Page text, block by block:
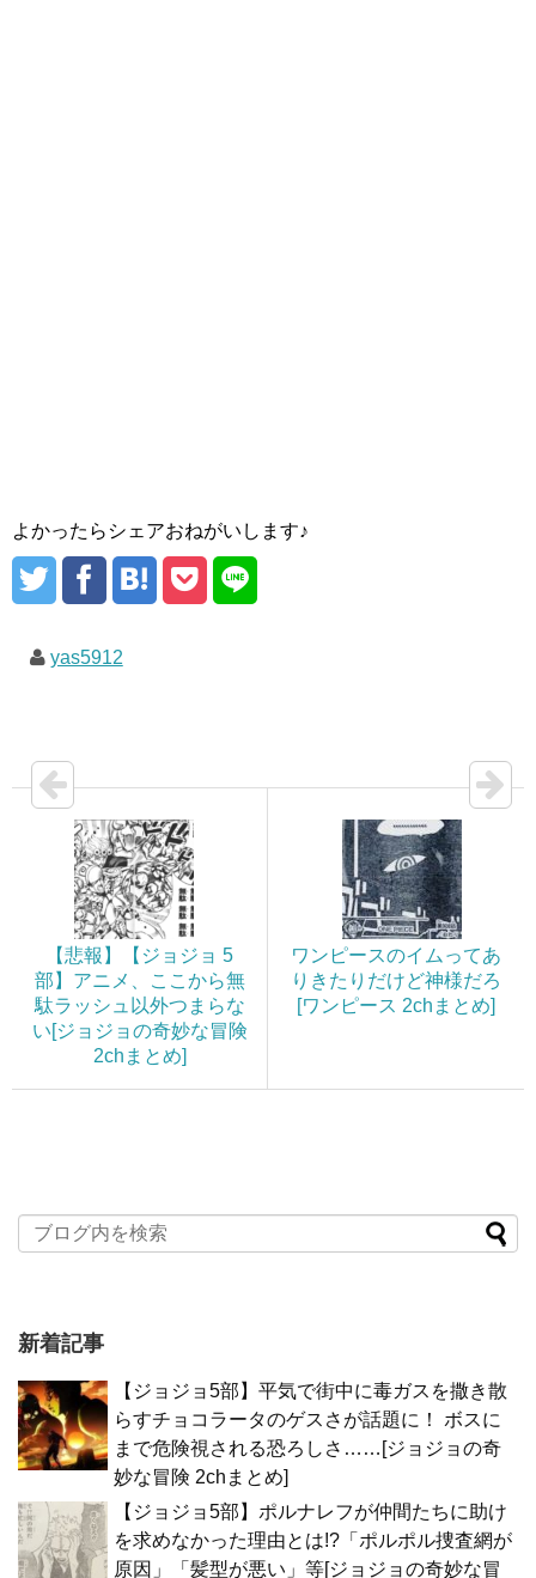
よかったらシェアおねがいします♪
yas5912
【悲報】【ジョジョ 5
部】アニメ、ここから無
駄ラッシュ以外つまらな
い[ジョジョの奇妙な冒険
2chまとめ]
ワンピースのイムってあ
りきたりだけど神様だろ
[ワンピース 2chまとめ]
新着記事
【ジョジョ5部】平気で街中に毒ガスを撒き散
らすチョコラータのゲスさが話題に！ ボスに
まで危険視される恐ろしさ……[ジョジョの奇
妙な冒険 2chまとめ]
【ジョジョ5部】ポルナレフが仲間たちに助け
を求めなかった理由とは!?「ポルポル捜査網が
原因」「髪型が悪い」等[ジョジョの奇妙な冒